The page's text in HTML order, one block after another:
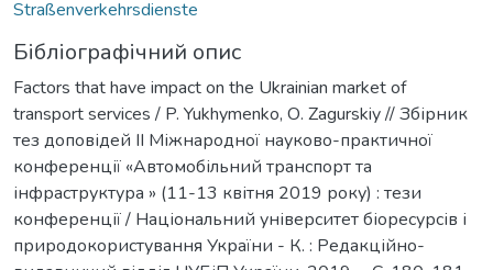
Straßenverkehrsdienste
Бібліографічний опис
Factors that have impact on the Ukrainian market of
transport services / P. Yukhymenko, О. Zagurskiy // Збірник
тез доповідей ІІ Міжнародної науково-практичної
конференції «Автомобільний транспорт та
інфраструктура » (11-13 квітня 2019 року) : тези
конференції / Національний університет біоресурсів і
природокористування України - К. : Редакційно-